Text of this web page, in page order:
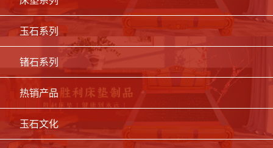
玉石系列
锗石系列
热销产品
玉石文化